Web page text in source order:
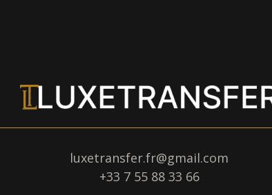
luxetransfer.fr@gmail.com
+33 7 55 88 33 66